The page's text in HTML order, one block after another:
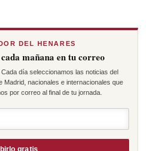
DEL HENARES
mañana en tu correo
día seleccionamos las noticias del
Madrid, nacionales e internacionales que
por correo al final de tu jornada.